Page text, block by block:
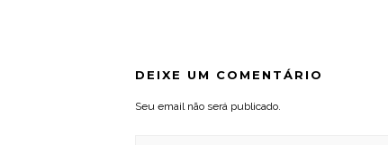
DEIXE UM COMENTÁRIO
Seu email não será publicado.